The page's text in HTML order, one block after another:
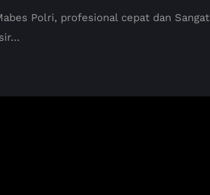
Polri, profesional cepat dan Sangat